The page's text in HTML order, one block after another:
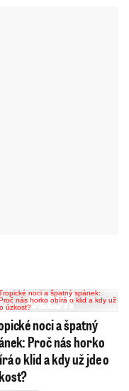
noci a špatný
Proč nás horko
o klid a kdy už jde o